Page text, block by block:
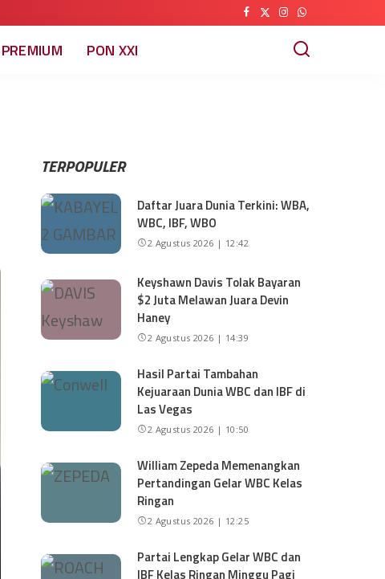
PREMIUM PON XXI
TERPOPULER
Daftar Juara Dunia Terkini: WBA,
WBC, IBF, WBO
2 Agustus 2026 | 12:42
Keyshawn Davis Tolak Bayaran
$2 Juta Melawan Juara Devin
Haney
2 Agustus 2026 | 14:39
Hasil Partai Tambahan
Kejuaraan Dunia WBC dan IBF di
Las Vegas
2 Agustus 2026 | 10:50
William Zepeda Memenangkan
Pertandingan Gelar WBC Kelas
Ringan
2 Agustus 2026 | 12:25
Partai Lengkap Gelar WBC dan
IBF Kelas Ringan Minggu Pagi